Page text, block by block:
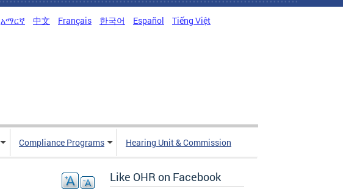
አማርኛ 中文 Français 한국어 Español Tiếng Việt
Compliance Programs Hearing Unit & Commission
Like OHR on Facebook